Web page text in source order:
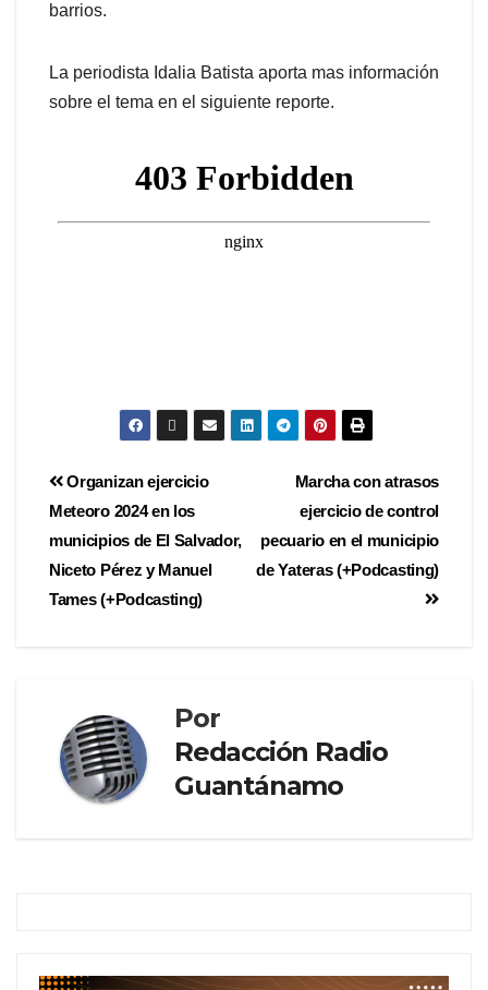
barrios.
La periodista Idalia Batista aporta mas información
sobre el tema en el siguiente reporte.
Marcha con atrasos
ejercicio de control
pecuario en el municipio
de Yateras (+Podcasting)
Organizan ejercicio
Meteoro 2024 en los
municipios de El Salvador,
Niceto Pérez y Manuel
Tames (+Podcasting)
Por
Redacción Radio
Guantánamo